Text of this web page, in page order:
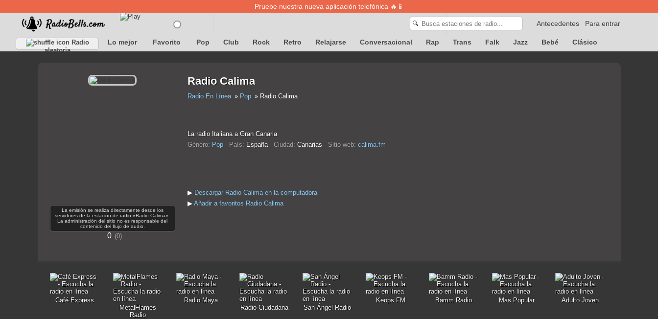
Pruebe nuestra nueva aplicación telefónica 🔥📱
Para entrar
Antecedentes
🔍
Radio
aleatoria
Lo mejor Favorito Pop Club Rock Retro Relajarse Conversacional Rap Trans Falk Jazz Bebé Clásico
La emisión se realiza directamente desde los
servidores de la estación de radio «Radio Calima».
La administración del sitio no es responsable del
contenido del flujo de audio.
0 0
Radio Calima
Radio En Línea Pop Radio Calima
La radio Italiana a Gran Canaria
Género: Pop País: España Ciudad: Canarias Sitio web: calima.fm
▶ Descargar Radio Calima en la computadora
▶ Añadir a favoritos Radio Calima
Café Express
MetalFlames
Radio
Radio Maya
Radio Ciudadana
San Ángel Radio
Keops FM Bamm Radio Mas Popular Adulto Joven